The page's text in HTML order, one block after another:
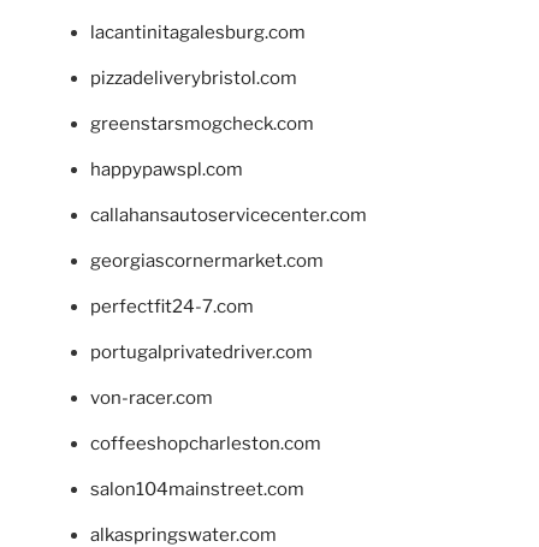
lacantinitagalesburg.com
pizzadeliverybristol.com
greenstarsmogcheck.com
happypawspl.com
callahansautoservicecenter.com
georgiascornermarket.com
perfectfit24-7.com
portugalprivatedriver.com
von-racer.com
coffeeshopcharleston.com
salon104mainstreet.com
alkaspringswater.com